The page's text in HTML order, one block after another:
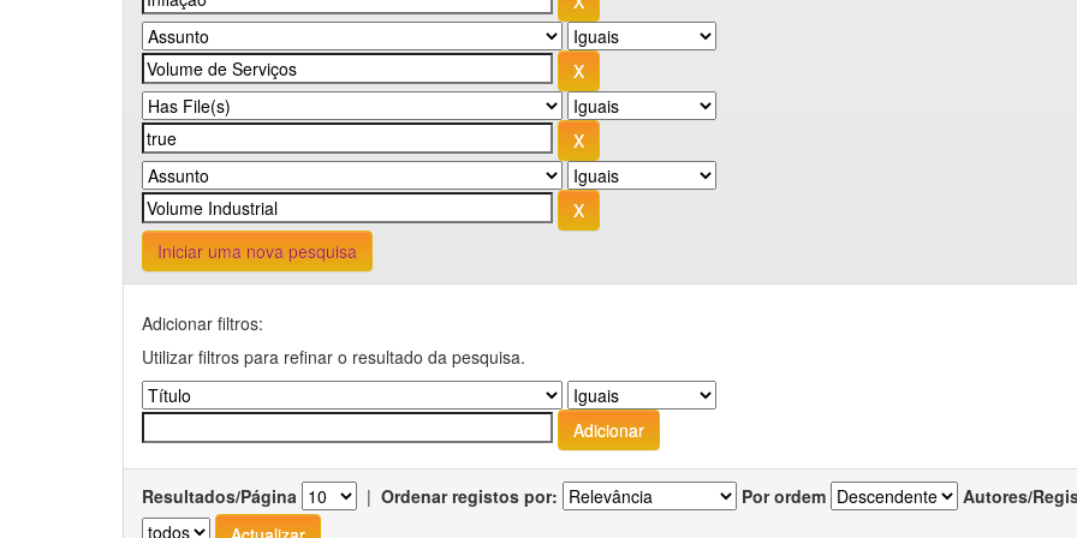
Iniciar uma nova pesquisa
Adicionar filtros:
Utilizar filtros para refinar o resultado da pesquisa.
Resultados/Página | Ordenar registos por: Por ordem Autores/